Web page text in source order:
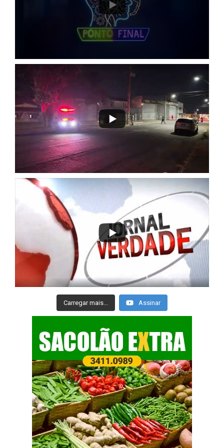
Carregar mais... Assinar